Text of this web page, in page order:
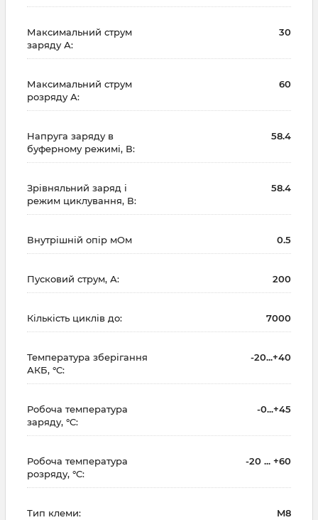
Максимальний струм
заряду А:
30
Максимальний струм
розряду А:
60
Напруга заряду в
буферному режимі, В:
58.4
Зрівняльний заряд і
режим циклування, В:
58.4
Внутрішній опір мОм 0.5
Пусковий струм, А: 200
Кількість циклів до: 7000
Температура зберігання
АКБ, °C:
-20...+40
Робоча температура
заряду, °C:
-0...+45
Робоча температура
розряду, °C:
-20 ... +60
Тип клеми: M8